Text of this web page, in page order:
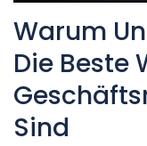
Warum
Die Beste
Sind